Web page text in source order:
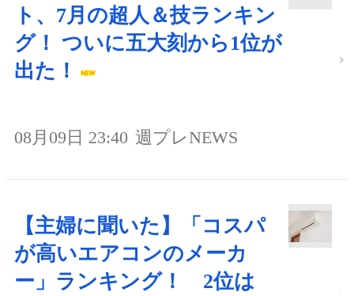
ト、7月の超人＆技ランキン
グ！ ついに五大刻から1位が
出た！
08月09日 23:40 週プレNEWS
【主婦に聞いた】「コスパ
が高いエアコンのメーカ
ー」ランキング！ 2位は